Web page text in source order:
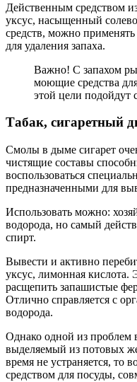
Действенным средством
уксус, насыщенный
средств, можно
для удаления запаха.
Важно! С запахом
моющие средства
этой цели подойдут
Табак, сигаретный
Смолы в дыме сигарет
чистящие составы
воспользоваться
предназначенными для
Использовать можно:
водорода, но самый
спирт.
Вывести и активно
уксус, лимонная кислота.
расщепить запашистые
Отлично справляется с
водорода.
Однако одной из проблем
выделяемый из потовых
время не устраняется, то
средством для посуды,